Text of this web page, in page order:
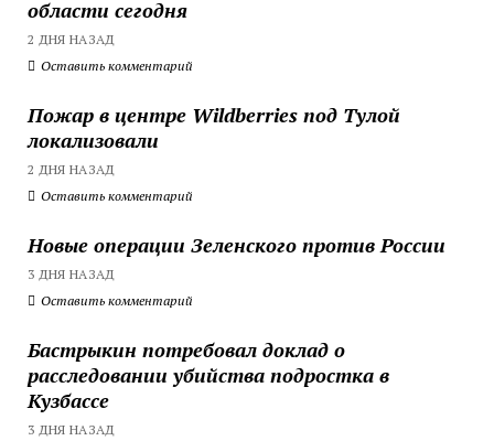
области сегодня
2 ДНЯ НАЗАД
Оставить комментарий
Пожар в центре Wildberries под Тулой
локализовали
2 ДНЯ НАЗАД
Оставить комментарий
Новые операции Зеленского против России
3 ДНЯ НАЗАД
Оставить комментарий
Бастрыкин потребовал доклад о
расследовании убийства подростка в
Кузбассе
3 ДНЯ НАЗАД